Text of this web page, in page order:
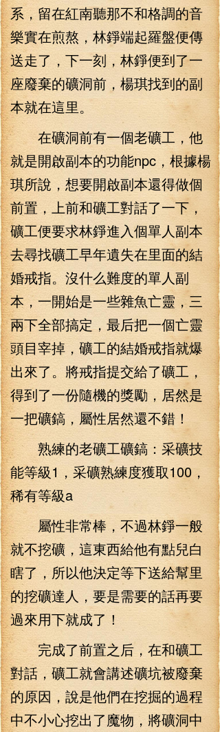
系，留在紅南聽那不和格調的音
樂實在煎熬，林錚端起羅盤便傳
送走了，下一刻，林錚便到了一
座廢棄的礦洞前，楊琪找到的副
本就在這里。
在礦洞前有一個老礦工，他
就是開啟副本的功能npc，根據楊
琪所說，想要開啟副本還得做個
前置，上前和礦工對話了一下，
礦工便要求林錚進入個單人副本
去尋找礦工早年遺失在里面的結
婚戒指。沒什么難度的單人副
本，一開始是一些雜魚亡靈，三
兩下全部搞定，最后把一個亡靈
頭目宰掉，礦工的結婚戒指就爆
出來了。將戒指提交給了礦工，
得到了一份隨機的獎勵，居然是
一把礦鎬，屬性居然還不錯！
熟練的老礦工礦鎬：采礦技
能等級1，采礦熟練度獲取100，
稀有等級a
屬性非常棒，不過林錚一般
就不挖礦，這東西給他有點兒白
瞎了，所以他決定等下送給幫里
的挖礦達人，要是需要的話再要
過來用下就成了！
完成了前置之后，在和礦工
對話，礦工就會講述礦坑被廢棄
的原因，說是他們在挖掘的過程
中不小心挖出了魔物，將礦洞中